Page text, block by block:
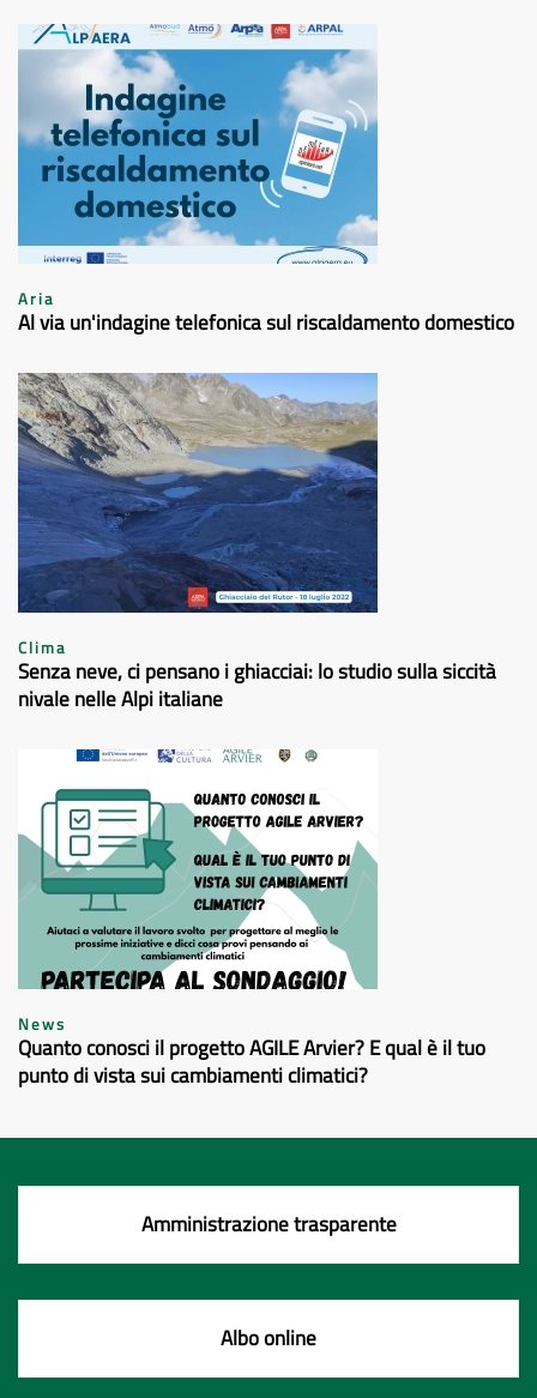
Aria
Al via un'indagine telefonica sul riscaldamento domestico
Clima
Senza neve, ci pensano i ghiacciai: lo studio sulla siccità
nivale nelle Alpi italiane
News
Quanto conosci il progetto AGILE Arvier? E qual è il tuo
punto di vista sui cambiamenti climatici?
Amministrazione trasparente
Albo online